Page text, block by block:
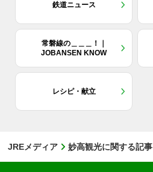
鉄道ニュース
常磐線の＿＿＿！｜
JOBANSEN KNOW
レシピ・献立
JREメディア 妙高観光に関する記事